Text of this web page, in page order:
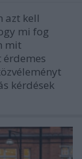
azt kell
mi fog
mit
kérdések